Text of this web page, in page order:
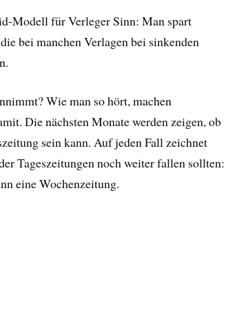
Modell für Verleger Sinn: Man spart
bei manchen Verlagen bei sinkenden
Wie man so hört, machen
Die nächsten Monate werden zeigen, ob
sein kann. Auf jeden Fall zeichnet
Tageszeitungen noch weiter fallen sollten:
eine Wochenzeitung.